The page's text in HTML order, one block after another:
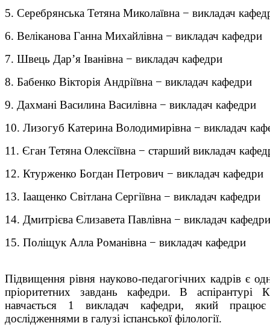
5. Серебрянська Тетяна Миколаївна − викладач
6. Веліканова Ганна Михайлівна − викладач кафедри
7. Швець Дар’я Іванівна − викладач кафедри
8. Бабенко Вікторія Андріївна − викладач кафедри
9. Дахмані Василина Василівна − викладач кафедри
10. Лизогуб Катерина Володимирівна − викладач
11. Єган Тетяна Олексіївна − старший викладач
12. Ктурженко Богдан Петрович − викладач кафедри
13. Іаащенко Світлана Сергіївна − викладач кафедри
14. Дмитрієва Єлизавета Павлівна − викладач кафедри
15. Поліщук Алла Романівна − викладач кафедри
Підвищення рівня науково-педагогічних кадрів є
пріоритетних завдань кафедри. В аспірантурі
навчається 1 викладач кафедри, який
дослідженнями в галузі іспанської філології.